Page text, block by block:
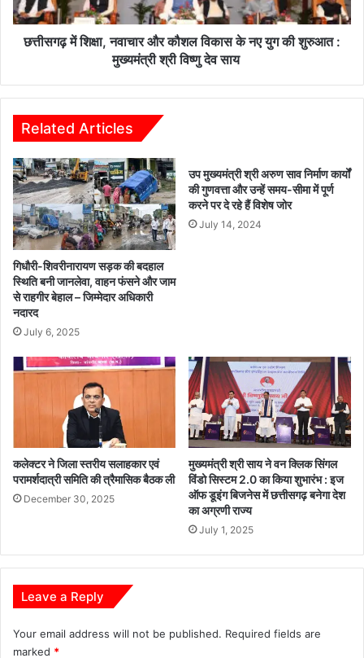
दे
ती
रा
प
रि
णा
म
मु
ख्य
मं
त्री
श्री
वि
ष्णु
क्षा
,
कौ
श
ल
वि
का
स
के
न
ए
यु
ग
की
ख्य
मं
त्री
श्री
दे
व
सा
छत्तीसगढ़ में शिक्षा, नवाचार और कौशल विकास के नए युग की शुरुआत :
मुख्यमंत्री श्री विष्णु देव साय
Related Articles
गिधौरी-शिवरीनारायण सड़क की बदहाल
स्थिति बनी जानलेवा, वाहन फंसने और जाम
से राहगीर बेहाल – जिम्मेदार अधिकारी
नदारद
July 6, 2025
उप मुख्यमंत्री श्री अरुण साव निर्माण कार्यों
की गुणवत्ता और उन्हें समय-सीमा में पूर्ण
करने पर दे रहे हैं विशेष जोर
July 14, 2024
कलेक्टर ने जिला स्तरीय सलाहकार एवं
परामर्शदात्री समिति की त्रैमासिक बैठक ली
December 30, 2025
मुख्यमंत्री श्री साय ने वन क्लिक सिंगल
विंडो सिस्टम 2.0 का किया शुभारंभ : इज
ऑफ डूइंग बिजनेस में छत्तीसगढ़ बनेगा देश
का अग्रणी राज्य
July 1, 2025
Leave a Reply
Your email address will not be published. Required fields are
marked *